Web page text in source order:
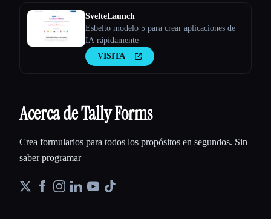
SvelteLaunch
Esbelto modelo 5 para crear aplicaciones de
IA rápidamente
VISITA
Acerca de Tally Forms
Crea formularios para todos los propósitos en segundos. Sin
saber programar